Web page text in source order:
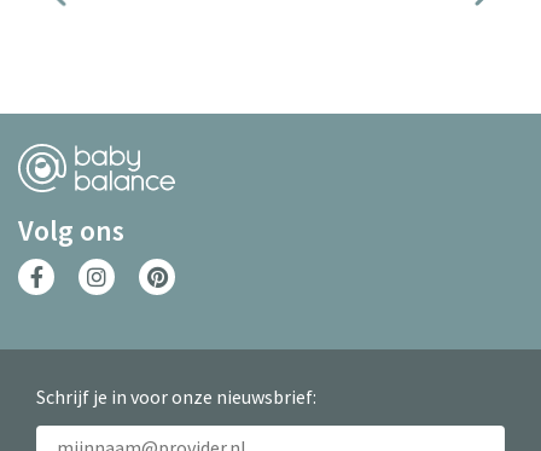
Volg ons
Schrijf je in voor onze nieuwsbrief: